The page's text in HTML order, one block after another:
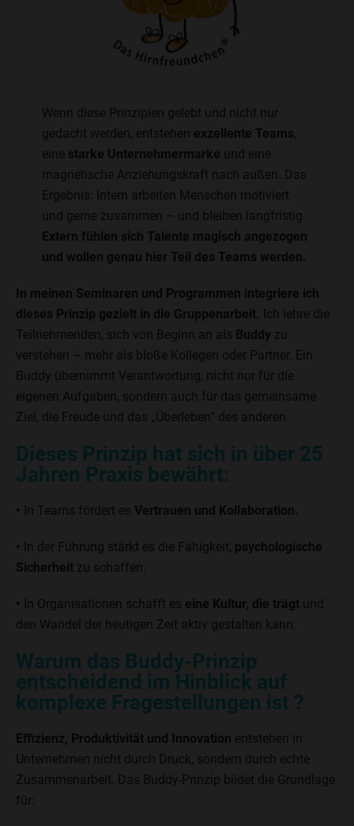
Wenn diese Prinzipien gelebt und nicht nur
gedacht werden, entstehen exzellente Teams,
eine starke Unternehmermarke und eine
magnetische Anziehungskraft nach außen. Das
Ergebnis: Intern arbeiten Menschen motiviert
und gerne zusammen – und bleiben langfristig.
Extern fühlen sich Talente magisch angezogen
und wollen genau hier Teil des Teams werden.
In meinen Seminaren und Programmen integriere ich
dieses Prinzip gezielt in die Gruppenarbeit. Ich lehre die
Teilnehmenden, sich von Beginn an als Buddy zu
verstehen – mehr als bloße Kollegen oder Partner. Ein
Buddy übernimmt Verantwortung, nicht nur für die
eigenen Aufgaben, sondern auch für das gemeinsame
Ziel, die Freude und das „Überleben“ des anderen.
Dieses Prinzip hat sich in über 25
Jahren Praxis bewährt:
• In Teams fördert es Vertrauen und Kollaboration.
• In der Führung stärkt es die Fähigkeit, psychologische
Sicherheit zu schaffen.
• In Organisationen schafft es eine Kultur, die trägt und
den Wandel der heutigen Zeit aktiv gestalten kann.
Warum das Buddy-Prinzip
entscheidend im Hinblick auf
komplexe Fragestellungen ist ?
Effizienz, Produktivität und Innovation entstehen in
Unternehmen nicht durch Druck, sondern durch echte
Zusammenarbeit. Das Buddy-Prinzip bildet die Grundlage
für: